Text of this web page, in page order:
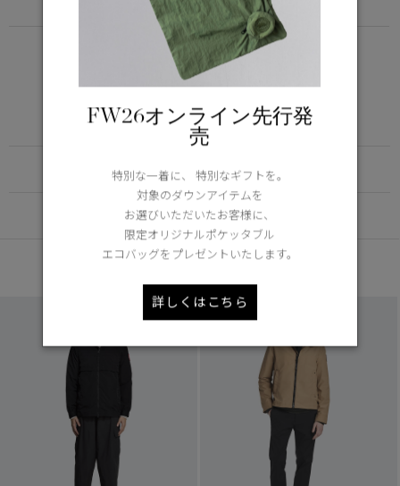
LIGHTWEIGHT
5°C / -5°C
Learn more about TEI
FUNCTION
DETAIL
あなたへのおすすめ
FW26オンライン先行発
売
特別な一着に、 特別なギフトを。
対象のダウンアイテムを
お選びいただいたお客様に、
限定オリジナルポケッタブル
エコバッグをプレゼントいたします。
詳しくはこちら